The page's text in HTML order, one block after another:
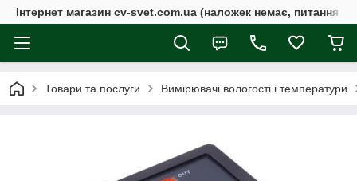
Інтернет магазин cv-svet.com.ua (наложек немає, питання у
Товари та послуги Вимірювачі вологості і температури